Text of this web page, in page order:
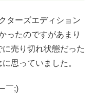
ターズエディション
ったのですがあまり
売り切れ状態だった
思っていました。
￣;)